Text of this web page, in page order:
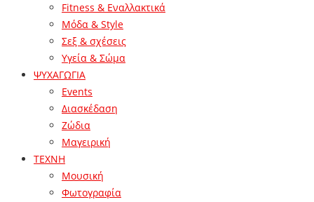
Fitness & Εναλλακτικά
Μόδα & Style
Σεξ & σχέσεις
Υγεία & Σώμα
ΨΥΧΑΓΩΓΙΑ
Events
Διασκέδαση
Ζώδια
Μαγειρική
ΤΕΧΝΗ
Μουσική
Φωτογραφία